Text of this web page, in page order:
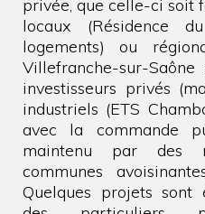
privée, que celle-ci soit
locaux
logements) ou
Villefranche-sur-
investisseurs privés
industriels (ETS
avec la commande
maintenu par des
communes
Quelques projets sont